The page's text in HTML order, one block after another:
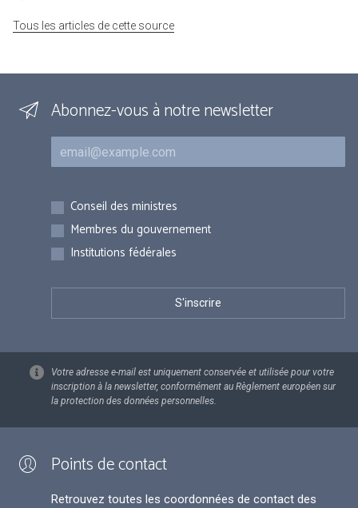
Tous les articles de cette source
Abonnez-vous à notre newsletter
Courriel
Inscriptions
Conseil des ministres
Membres du gouvernement
Institutions fédérales
Votre adresse e-mail est uniquement conservée et utilisée pour votre
inscription à la newsletter, conformément au Règlement européen sur
la protection des données personnelles.
Points de contact
Retrouvez toutes les coordonnées de contact des